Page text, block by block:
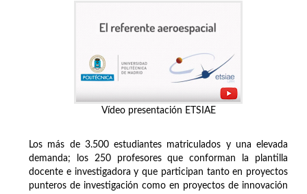
Vídeo presentación ETSIAE
Los más de 3.500 estudiantes matriculados y una elevada
demanda; los 250 profesores que conforman la plantilla
docente e investigadora y que participan tanto en proyectos
punteros de investigación como en proyectos de innovación